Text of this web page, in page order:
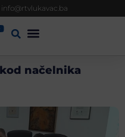
info@rtvlukavac.ba
načelnika